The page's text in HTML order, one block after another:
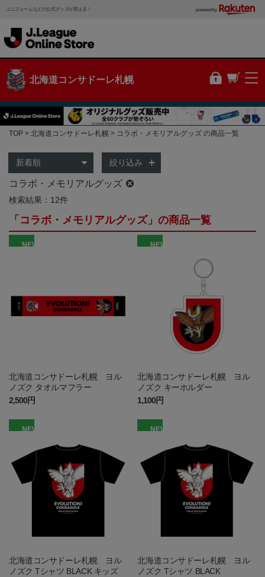
ユニフォームなどの公式グッズが買える！ powered by
北海道コンサドーレ札幌
TOP 北海道コンサドーレ札幌 コラボ・メモリアルグッズ の商品一覧
絞り込み
コラボ・メモリアルグッズ
検索結果：12件
「コラボ・メモリアルグッズ」の商品一覧
NEW
北海道コンサドーレ札幌 ヨル
ノズク タオルマフラー
2,500円
NEW
北海道コンサドーレ札幌 ヨル
ノズク キーホルダー
1,100円
NEW
北海道コンサドーレ札幌 ヨル
ノズク Tシャツ BLACK キッズ
NEW
北海道コンサドーレ札幌 ヨル
ノズク Tシャツ BLACK